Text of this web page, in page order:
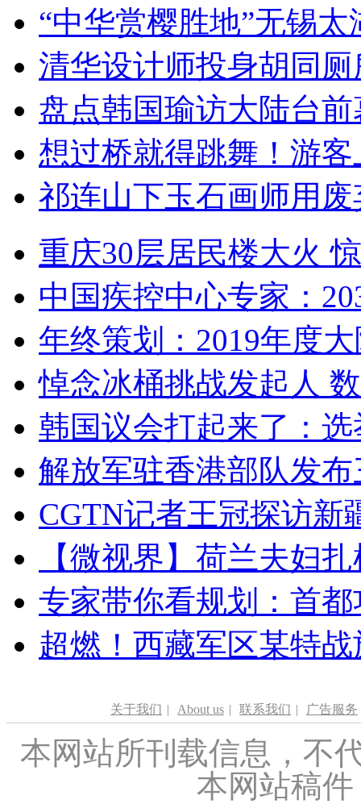
“中华赏樱胜地”无锡
清华设计师投身胡同
盘点韩国瑜访大陆台
想过桥就得跳舞！游客
祁连山下玉石画师用
重庆30层居民楼大火
中国疾控中心专家：
年终策划：2019年度
悼念冰桶挑战发起人
韩国议会打起来了：
解放军驻香港部队发
CGTN记者王冠探访新
【微视界】荷兰夫妇
专家带你看规划：首
超燃！西藏军区某特
关于我们 | About us | 联系我们 | 广告服务
本网站所刊载信息，不
本网站稿